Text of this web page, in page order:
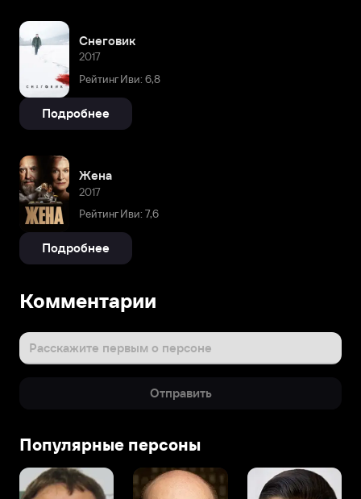
Снеговик
2017
Рейтинг Иви: 6,8
Подробнее
Жена
2017
Рейтинг Иви: 7,6
Подробнее
Комментарии
Расскажите первым о персоне
Отправить
Популярные персоны